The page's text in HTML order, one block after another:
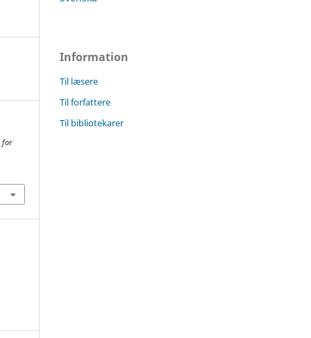
for
Information
Til læsere
Til forfattere
Til bibliotekarer